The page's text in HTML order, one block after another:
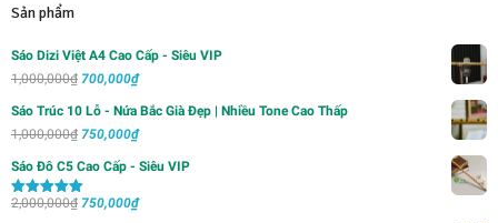
Sản phẩm
Sáo Dizi Việt A4 Cao Cấp - Siêu VIP
1,000,000₫ Giá
1,000,000₫.
700,000₫Giá
700,000₫.
Sáo Trúc 10 Lỗ - Nứa Bắc Già Đẹp | Nhiều Tone Cao Thấp
1,000,000₫ Giá
1,000,000₫.
750,000₫Giá
là:
Sáo Đô C5 Cao Cấp - Siêu VIP
Được xếp
2,000,000₫ Giá
750,000₫Giá